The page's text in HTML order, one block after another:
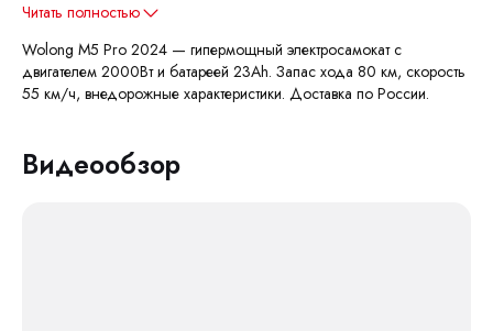
Читать полностью
Wolong M5 Pro 2024 — гипермощный электросамокат с
двигателем 2000Вт и батареей 23Ah. Запас хода 80 км, скорость
55 км/ч, внедорожные характеристики. Доставка по России.
Видеообзор